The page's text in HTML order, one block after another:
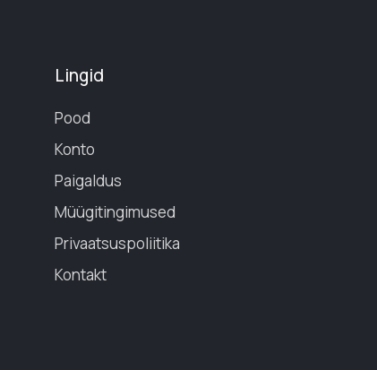
Lingid
Pood
Konto
Paigaldus
Müügitingimused
Privaatsuspoliitika
Kontakt